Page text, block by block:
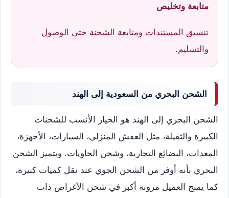
متابعة وتخليص
تنسيق المستندات ومتابعة الشحنة حتى الوصول
والتسليم.
الشحن البحري من السعودية إلى الهند
الشحن البحري إلى الهند هو الخيار الأنسب للشحنات
الكبيرة والثقيلة، مثل العفش المنزلي، السيارات، الأجهزة،
المعدات، البضائع التجارية، وشحن الحاويات. ويتميز الشحن
البحري بأنه أوفر من الشحن الجوي عند نقل كميات كبيرة،
كما يمنح العميل مرونة أكبر في شحن الأغراض ذات